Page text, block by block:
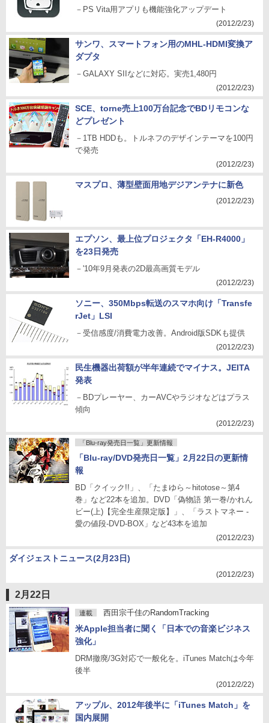
－PS Vita用アプリも機能強化アップデート
(2012/2/23)
サンワ、スマートフォン用のMHL-HDMI変換ア
ダプタ
－GALAXY SIIなどに対応。実売1,480円
(2012/2/23)
SCE、torne売上100万台記念でBDリモコンな
どプレゼント
－1TB HDDも。トルネフのデザインテーマを100円
で発売
(2012/2/23)
マスプロ、薄型壁面用地デジアンテナに新色
(2012/2/23)
エプソン、最上位プロジェクタ「EH-R4000」
を23日発売
－'10年9月発表の2D最高画質モデル
(2012/2/23)
ソニー、350Mbps転送のスマホ向け「Transfe
rJet」LSI
－受信感度/消費電力改善。Android版SDKも提供
(2012/2/23)
民生機器出荷額が半年連続でマイナス。JEITA
発表
－BDプレーヤー、カーAVCやラジオなどはプラス
傾向
(2012/2/23)
「Blu-ray発売日一覧」更新情報
「Blu-ray/DVD発売日一覧」2月22日の更新情
報
BD「クイック!!」、「たまゆら～hitotose～第4
巻」など22本を追加。DVD「偽物語 第一巻/かれん
ビー(上)【完全生産限定版】」、「ラストマネー -
愛の値段-DVD-BOX」など43本を追加
(2012/2/23)
ダイジェストニュース(2月23日)
(2012/2/23)
2月22日
連載 西田宗千佳のRandomTracking
米Apple担当者に聞く「日本での音楽ビジネス
強化」
DRM撤廃/3G対応で一般化を。iTunes Matchは今年
後半
(2012/2/22)
アップル、2012年後半に「iTunes Match」を
国内展開